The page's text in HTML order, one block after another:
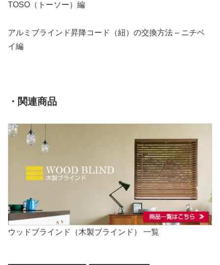
TOSO（トーソー）編
アルミブラインド昇降コード（紐）の交換方法 – ニチベ
イ編
・関連商品
ウッドブラインド（木製ブラインド） 一覧